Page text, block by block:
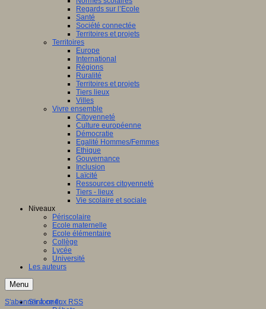
Regards sur l’Ecole
Santé
Société connectée
Territoires et projets
Territoires
Europe
International
Régions
Ruralité
Territoires et projets
Tiers lieux
Villes
Vivre ensemble
Citoyenneté
Culture européenne
Démocratie
Egalité Hommes/Femmes
Ethique
Gouvernance
Inclusion
Laïcité
Ressources citoyenneté
Tiers - lieux
Vie scolaire et sociale
Niveaux
Périscolaire
Ecole maternelle
Ecole élémentaire
Collège
Lycée
Université
Les auteurs
Menu
S'informer
S'abonner à ce flux RSS